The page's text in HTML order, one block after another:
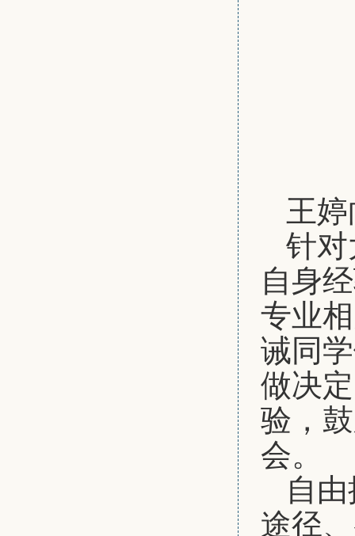
王
针
自身
专业
诫同
做决
验，
会。
自
途径